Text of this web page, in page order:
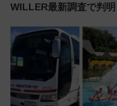
WILLER最新調査で判